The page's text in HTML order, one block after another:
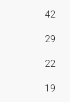
42
29
22
19